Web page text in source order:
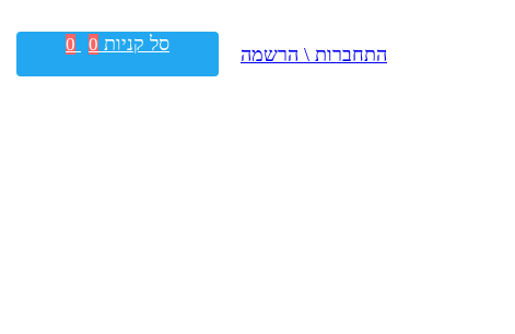
התחברות \ הרשמה סל קניות 0
0